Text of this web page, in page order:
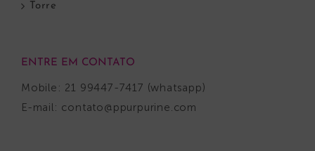
Torre
ENTRE EM CONTATO
Mobile: 21 99447-7417 (whatsapp)
E-mail: contato@ppurpurine.com